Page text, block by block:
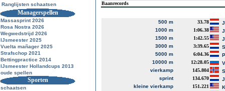
Ranglijsten schaatsen
Managerspellen
Massasprint 2026
Rosa Nostra 2026
Wegwedstrijd 2026
IJsmeester 2025
Vuelta mañager 2025
Strafschop 2021
Bettingpractice 2014
IJsmeester Hollandcups 2013
oude spellen
Sporten
schaatsen
Baanrecords
500 m 33.78
1000 m
1:06.38
1500 m
1:42.55
3000 m
3:39.65
5000 m
6:04.36
10000 m
12:28.05
vierkamp
145.804
sprint
134.670
kleine vierkamp
151.221